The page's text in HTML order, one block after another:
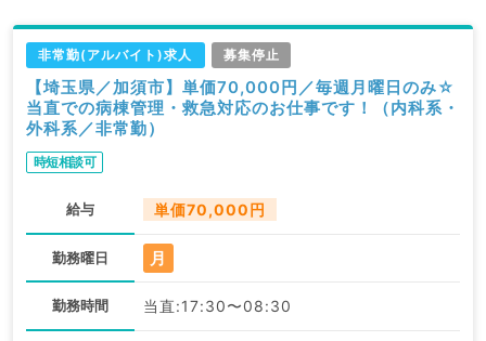
非常勤(アルバイト)求人 募集停止
【埼玉県／加須市】単価70,000円／毎週月曜日のみ☆
当直での病棟管理・救急対応のお仕事です！（内科系・
外科系／非常勤）
時短相談可
給与 単価70,000円
勤務曜日 月
勤務時間 当直:17:30〜08:30